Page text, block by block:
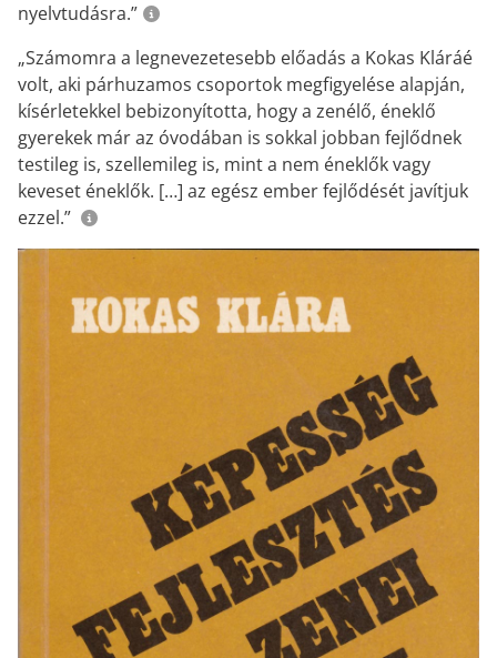
nyelvtudásra.”
„Számomra a legnevezetesebb előadás a Kokas Kláráé
volt, aki párhuzamos csoportok megfigyelése alapján,
kísérletekkel bebizonyította, hogy a zenélő, éneklő
gyerekek már az óvodában is sokkal jobban fejlődnek
testileg is, szellemileg is, mint a nem éneklők vagy
keveset éneklők. […] az egész ember fejlődését javítjuk
ezzel.”